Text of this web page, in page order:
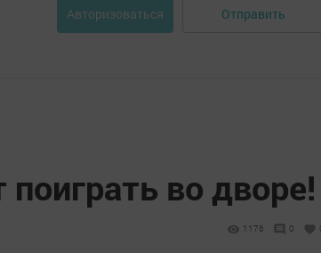
Авторизоваться Отправить
во дворе!
1176 0